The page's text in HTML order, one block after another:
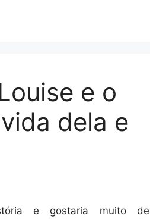
e o
dela e
e gostaria muito de